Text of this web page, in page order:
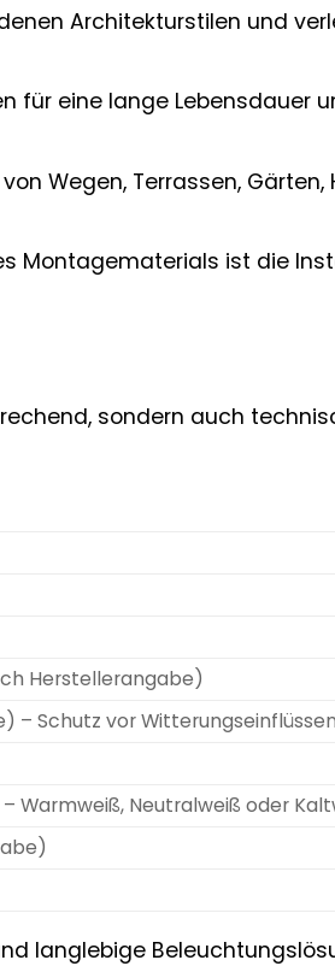
Architekturstilen und
für eine lange Lebensdauer
Wegen, Terrassen,
Montagematerials ist die
sondern auch
Herstellerangabe)
– Schutz vor Witterungseinflüssen
Warmweiß, Neutralweiß oder
langlebige